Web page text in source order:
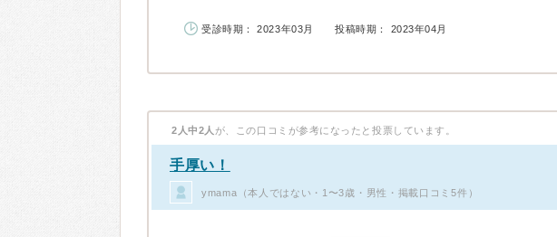
受診時期： 2023年03月 投稿時期： 2023年04月
2人中2人 が、この口コミが参考になったと投票しています。
手厚い！
ymama（本人ではない・1〜3歳・男性・掲載口コミ5件）